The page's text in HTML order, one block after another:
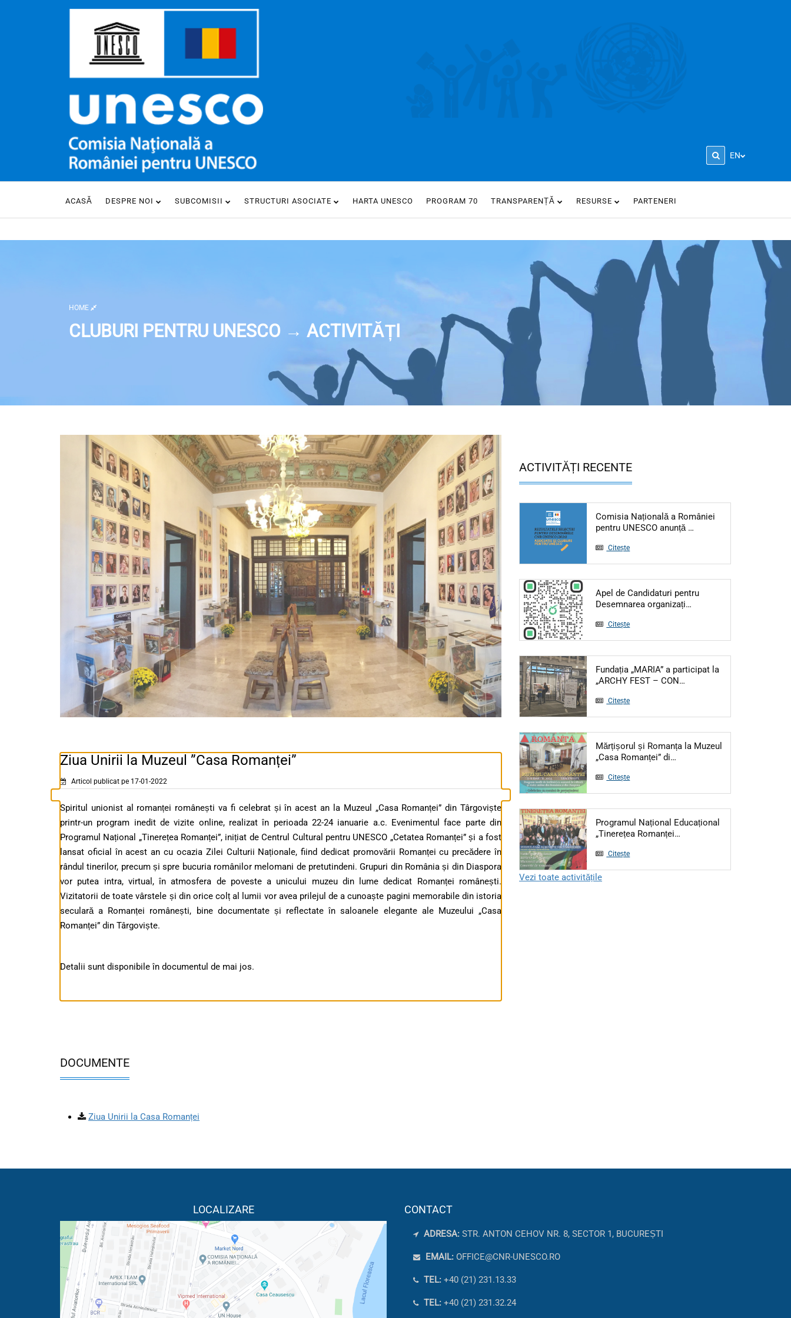
EN
ACASĂ DESPRE NOI SUBCOMISII STRUCTURI ASOCIATE HARTA UNESCO PROGRAM 70 TRANSPARENȚĂ RESURSE PARTENERI
HOME
CLUBURI PENTRU UNESCO → ACTIVITĂȚI
Ziua Unirii la Muzeul ”Casa Romanței”
Articol publicat pe 17-01-2022
Spiritul unionist al romanței românești va fi celebrat și în acest an la Muzeul „Casa Romanței” din Târgoviște
printr-un program inedit de vizite online, realizat în perioada 22-24 ianuarie a.c. Evenimentul face parte din
Programul Național „Tinerețea Romanței”, inițiat de Centrul Cultural pentru UNESCO „Cetatea Romanței” și a fost
lansat oficial în acest an cu ocazia Zilei Culturii Naționale, fiind dedicat promovării Romanței cu precădere în
rândul tinerilor, precum și spre bucuria românilor melomani de pretutindeni. Grupuri din România și din Diaspora
vor putea intra, virtual, în atmosfera de poveste a unicului muzeu din lume dedicat Romanței românești.
Vizitatorii de toate vârstele și din orice colț al lumii vor avea prilejul de a cunoaște pagini memorabile din istoria
seculară a Romanței românești, bine documentate și reflectate în saloanele elegante ale Muzeului „Casa
Romanței” din Târgoviște.
Detalii sunt disponibile în documentul de mai jos.
DOCUMENTE
Ziua Unirii la Casa Romanței
ACTIVITĂȚI RECENTE
Comisia Națională a României
pentru UNESCO anunță …
Citește
Apel de Candidaturi pentru
Desemnarea organizați…
Citește
Fundația „MARIA” a participat la
„ARCHY FEST – CON…
Citește
Mărțișorul și Romanța la Muzeul
„Casa Romanței” di…
Citește
Programul Național Educațional
„Tinerețea Romanței…
Citește
Vezi toate activitățile
LOCALIZARE CONTACT
ADRESA: STR. ANTON CEHOV NR. 8, SECTOR 1, BUCUREȘTI
EMAIL: OFFICE@CNR-UNESCO.RO
TEL: +40 (21) 231.13.33
TEL: +40 (21) 231.32.24